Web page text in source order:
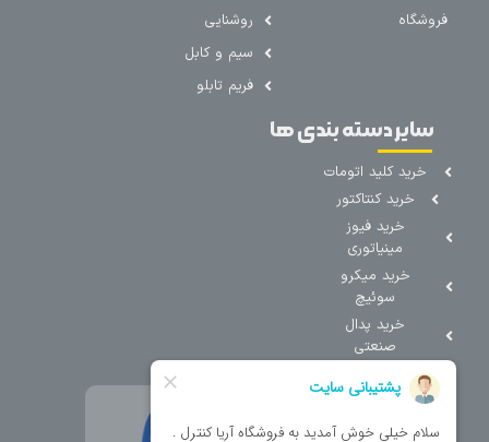
فروشگاه
روشنایی
سیم و کابل
فریم تابلو
سایر دسته بندی ها
خرید کلید اتومات
خرید کنتاکتور
خرید فیوز
مینیاتوری
خرید میکرو
سوئیچ
خرید پدال
صنعتی